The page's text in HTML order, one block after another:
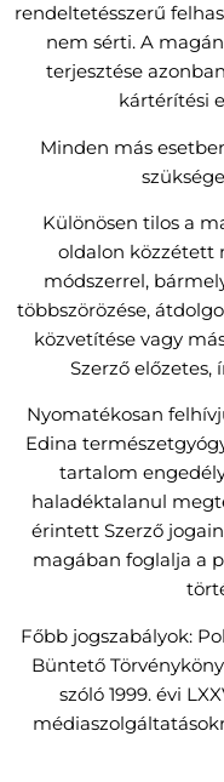
rendeltetésszerű
nem sérti. A
terjesztése
kártérítési
Minden más
Különösen tilos a
oldalon közzétett
módszerrel,
többszörözése,
közvetítése vagy
Szerző előzetes,
Nyomatékosan
Edina
tartalom
haladéktalanul
érintett Szerző
magában foglalja a
Főbb jogszabályok:
Büntető
szóló 1999. évi